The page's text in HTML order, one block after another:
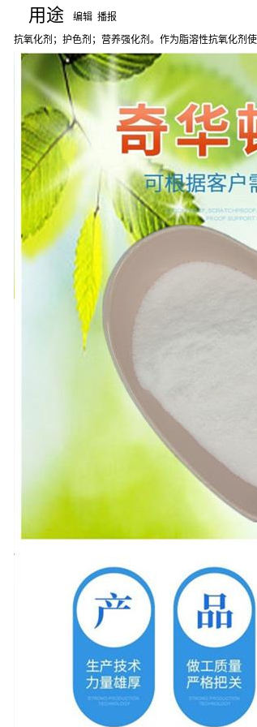
用途 编辑 播报
抗氧化剂；护色剂；营养强化剂。作为脂溶性抗氧化剂